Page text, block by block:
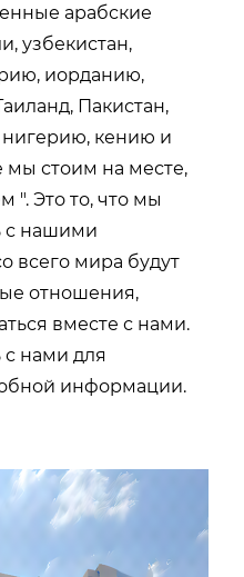
арабские
узбекистан,
иорданию,
Пакистан,
кению и
мы стоим на месте,
". Это то, что мы
с нашими
всего мира будут
отношения,
вместе с нами.
с нами для
информации.